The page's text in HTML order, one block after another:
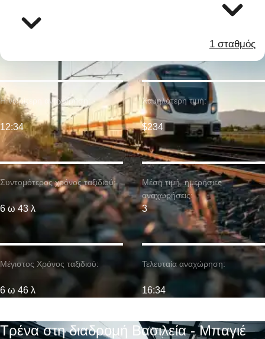
1 σταθμός
Συντομότερος χρόνος ταξιδιού:
6 ω 43 λ
Η νωρίτερη αναχώρηση:
12:34
Μέγιστος Χρόνος ταξιδιού:
6 ω 46 λ
Χαμηλότερη τιμή:
$234
Μέση τιμή. ημερήσιες
αναχωρήσεις:
3
Τελευταία αναχώρηση:
16:34
Τρένα στη διαδρομή Βασιλεία - Μπαγιέ